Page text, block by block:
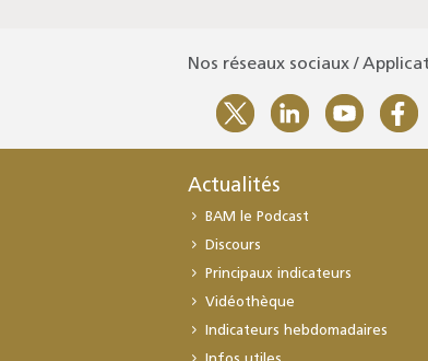
Nos réseaux sociaux /
Actualités
BAM le Podcast
Discours
Principaux indicateurs
Vidéothèque
Indicateurs hebdomadaires